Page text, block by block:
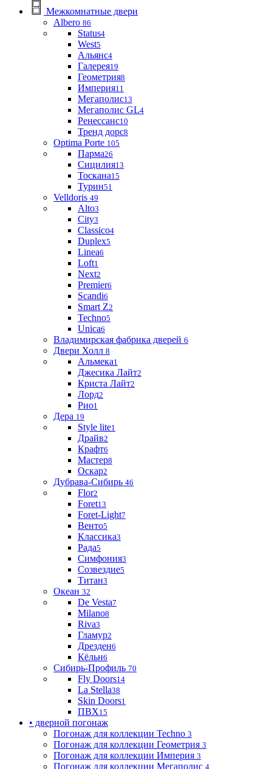
Межкомнатные двери
Albero 86
Status4
West5
Альянс4
Галерея19
Геометрия8
Империя11
Мегаполис13
Мегаполис GL4
Ренессанс10
Тренд дорс8
Optima Porte 105
Парма26
Сицилия13
Тоскана15
Турин51
Velldoris 49
Alto3
City3
Classico4
Duplex5
Linea6
Loft1
Next2
Premier6
Scandi6
Smart Z2
Techno5
Unica6
Владимирская фабрика дверей 6
Двери Холл 8
Альмека1
Джесика Лайт2
Криста Лайт2
Лорд2
Рио1
Дера 19
Style lite1
Драйв2
Крафт6
Мастер8
Оскар2
Дубрава-Сибирь 46
Flor2
Foret13
Foret-Light7
Венто5
Классика3
Рада5
Симфония3
Созвездие5
Титан3
Океан 32
De Vesta7
Milano8
Riva3
Гламур2
Дрезден6
Кёльн6
Сибирь-Профиль 70
Fly Doors14
La Stella38
Skin Doors1
ПВХ15
• дверной погонаж
Погонаж для коллекции Techno 3
Погонаж для коллекции Геометрия 3
Погонаж для коллекции Империя 3
Погонаж для коллекции Мегаполис 4